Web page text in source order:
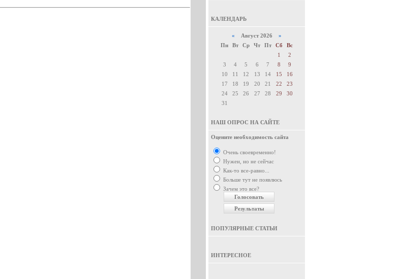
КАЛЕНДАРЬ
« Август 2026 »
Пн
Вт Ср Чт Пт Сб
Вс
1
2
3
4 5 6 7 8
9
10
11 12 13 14 15
16
17
18 19 20 21 22
23
24
25 26 27 28 29
30
31
НАШ ОПРОС НА САЙТЕ
Оцените необходимость сайта
Очень своевременно!
Нужен, но не сейчас
Как-то все-равно...
Больше тут не появлюсь
Зачем это все?
ПОПУЛЯРНЫЕ СТАТЬИ
ИНТЕРЕСНОЕ